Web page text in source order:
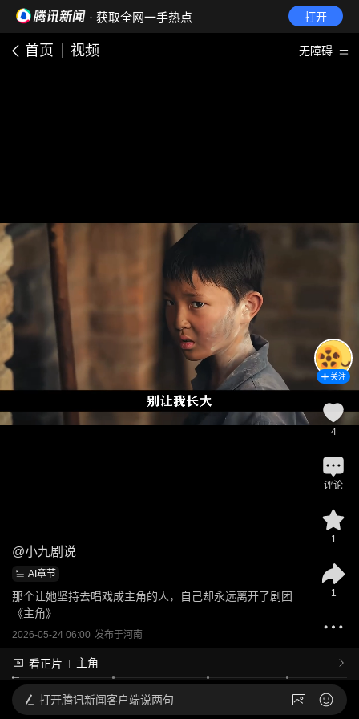
· 获取全网一手热点 打开
首页 视频 无障碍
@小九剧说
AI章节
那个让她坚持去唱戏成主角的人，自己却永远离开了剧团
《主角》
2026-05-24 06:00 发布于河南
看正片 主角
关注
4
评论
1
1
打开腾讯新闻客户端说两句